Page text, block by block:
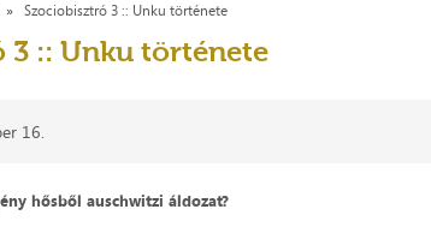
Szociobisztró 3 :: Unku története
3 :: Unku története
16.
hősből auschwitzi áldozat?